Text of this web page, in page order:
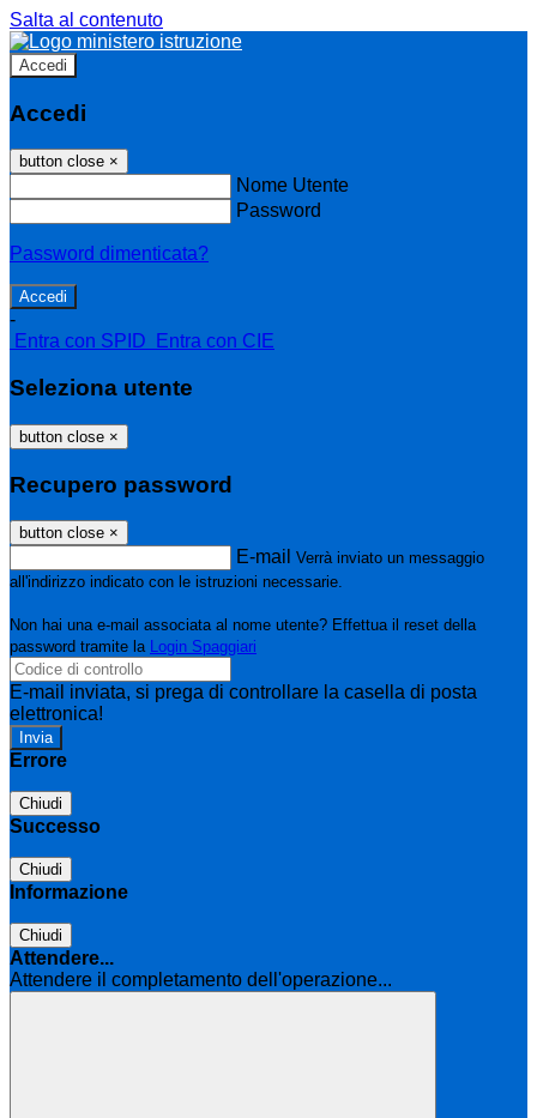
Salta al contenuto
Accedi
Accedi
button close ×
Nome Utente
Password
Password dimenticata?
-
Entra con SPID
Entra con CIE
Seleziona utente
button close ×
Recupero password
button close ×
E-mail Verrà inviato un messaggio
all'indirizzo indicato con le istruzioni necessarie.
Non hai una e-mail associata al nome utente? Effettua il reset della
password tramite la Login Spaggiari
E-mail inviata, si prega di controllare la casella di posta
elettronica!
Errore
Chiudi
Successo
Chiudi
Informazione
Chiudi
Attendere...
Attendere il completamento dell'operazione...